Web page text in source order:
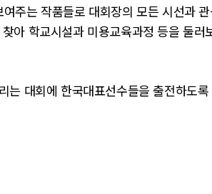
주는 작품들로 대회장의 모든 시선과
아 학교시설과 미용교육과정 등을 둘러
는 대회에 한국대표선수들을 출전하도